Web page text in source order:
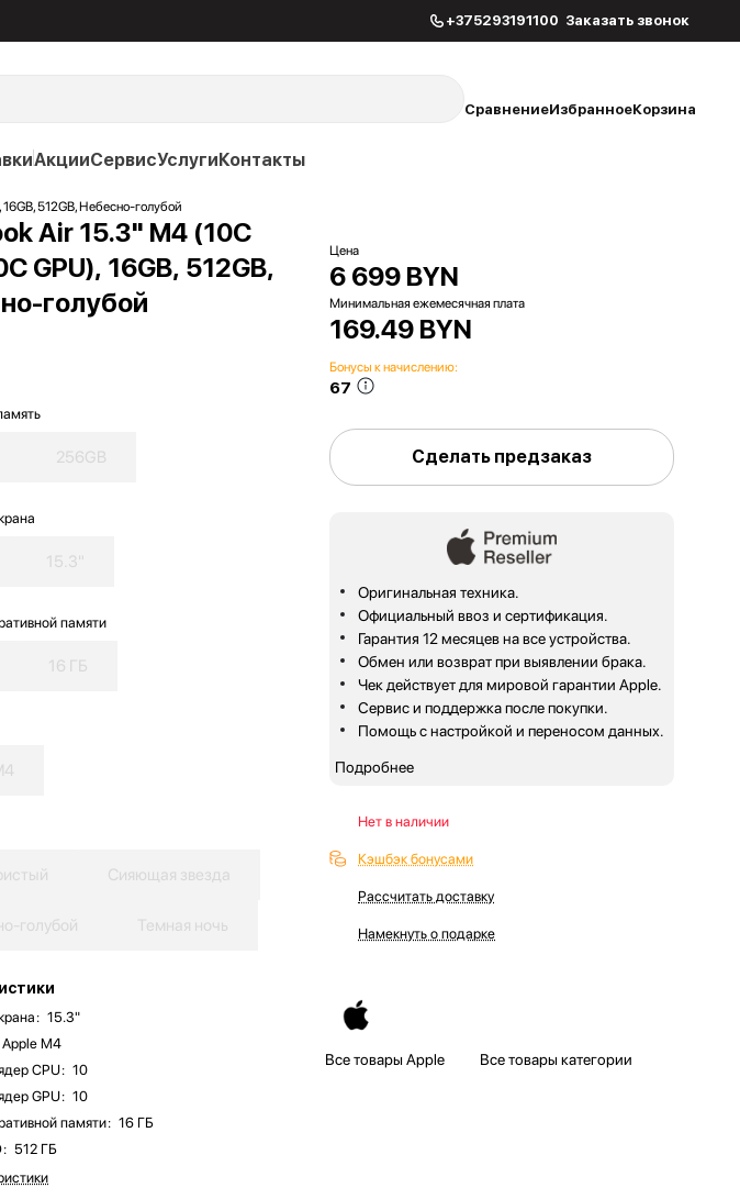
+375293191100 Заказать звонок
СравнениеИзбранноеКорзина
АкцииСервисУслугиКонтакты
512GB, Небесно-голубой
Air 15.3" M4 (10C
GPU), 16GB, 512GB,
голубой
256GB
15.3"
памяти
16 ГБ
Сияющая звезда
голубой Темная ночь
: 15.3"
Apple M4
CPU: 10
GPU: 10
памяти: 16 ГБ
: 512 ГБ
Цена
6 699 BYN
Минимальная ежемесячная плата
169.49 BYN
Бонусы к начислению:
67
Сделать предзаказ
Оригинальная техника.
Официальный ввоз и сертификация.
Гарантия 12 месяцев на все устройства.
Обмен или возврат при выявлении брака.
Чек действует для мировой гарантии Apple.
Сервис и поддержка после покупки.
Помощь с настройкой и переносом данных.
Подробнее
Нет в наличии
Кэшбэк бонусами
Рассчитать доставку
Намекнуть о подарке
Все товары Apple Все товары категории